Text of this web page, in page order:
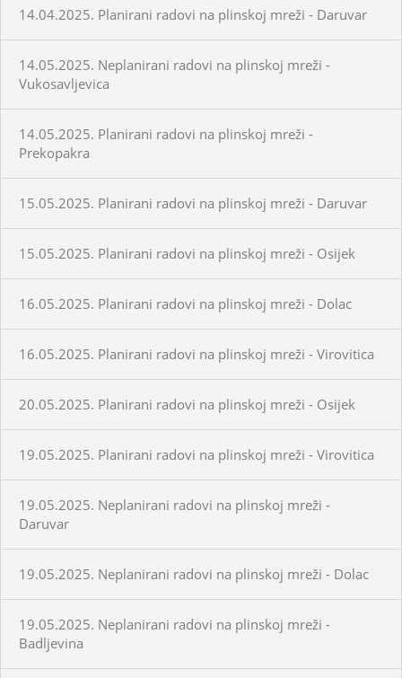
14.04.2025. Planirani radovi na plinskoj mreži - Daruvar
14.05.2025. Neplanirani radovi na plinskoj mreži -
Vukosavljevica
14.05.2025. Planirani radovi na plinskoj mreži -
Prekopakra
15.05.2025. Planirani radovi na plinskoj mreži - Daruvar
15.05.2025. Planirani radovi na plinskoj mreži - Osijek
16.05.2025. Planirani radovi na plinskoj mreži - Dolac
16.05.2025. Planirani radovi na plinskoj mreži - Virovitica
20.05.2025. Planirani radovi na plinskoj mreži - Osijek
19.05.2025. Planirani radovi na plinskoj mreži - Virovitica
19.05.2025. Neplanirani radovi na plinskoj mreži -
Daruvar
19.05.2025. Neplanirani radovi na plinskoj mreži - Dolac
19.05.2025. Neplanirani radovi na plinskoj mreži -
Badljevina